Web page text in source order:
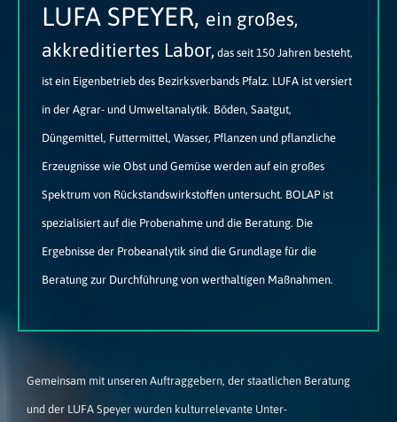
LUFA SPEYER, ein großes,
akkreditiertes Labor,das seit 150 Jahren besteht,
ist ein Eigenbetrieb des Bezirksverbands Pfalz. LUFA ist versiert
in der Agrar- und Umweltanalytik. Böden, Saatgut,
Düngemittel, Futtermittel, Wasser, Pflanzen und pflanzliche
Erzeugnisse wie Obst und Gemüse werden auf ein großes
Spektrum von Rückstandswirkstoffen untersucht. BOLAP ist
spezialisiert auf die Probenahme und die Beratung. Die
Ergebnisse der Probeanalytik sind die Grundlage für die
Beratung zur Durchführung von werthaltigen Maßnahmen.
Gemeinsam mit unseren Auftraggebern, der staatlichen Beratung
und der LUFA Speyer wurden kulturrelevante Unter­